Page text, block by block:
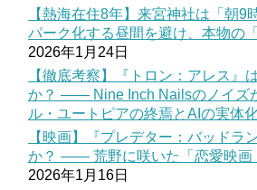
【熱海在住8年】来宮神社は「朝9
パーク化する昼間を避け、本物の
2026年1月24日
【徹底考察】『トロン：アレス』
か？ —— Nine Inch Nailsのノイズ
ル・ユートピアの終焉とAIの実体
【映画】『プレデター：バッドラ
か？ —— 荒野に咲いた「恋愛映画
2026年1月16日